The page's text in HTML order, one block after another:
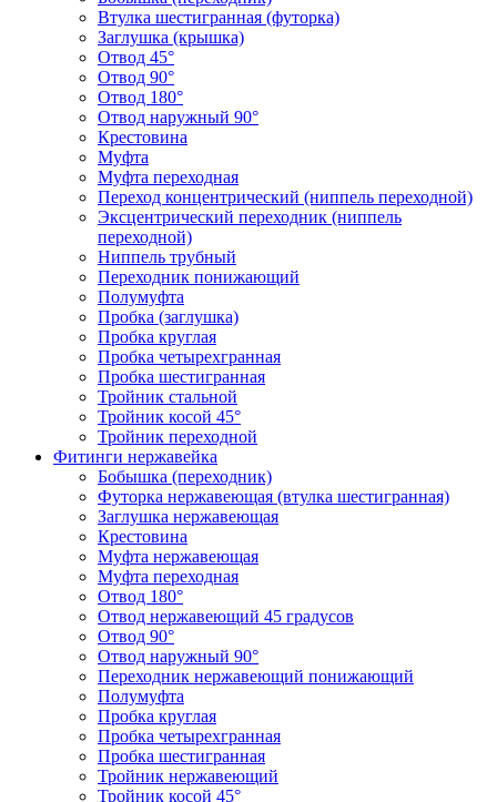
Втулка шестигранная (футорка)
Заглушка (крышка)
Отвод 45°
Отвод 90°
Отвод 180°
Отвод наружный 90°
Крестовина
Муфта
Муфта переходная
Переход концентрический (ниппель переходной)
Эксцентрический переходник (ниппель
переходной)
Ниппель трубный
Переходник понижающий
Полумуфта
Пробка (заглушка)
Пробка круглая
Пробка четырехгранная
Пробка шестигранная
Тройник стальной
Тройник косой 45°
Тройник переходной
Фитинги нержавейка
Бобышка (переходник)
Футорка нержавеющая (втулка шестигранная)
Заглушка нержавеющая
Крестовина
Муфта нержавеющая
Муфта переходная
Отвод 180°
Отвод нержавеющий 45 градусов
Отвод 90°
Отвод наружный 90°
Переходник нержавеющий понижающий
Полумуфта
Пробка круглая
Пробка четырехгранная
Пробка шестигранная
Тройник нержавеющий
Тройник косой 45°